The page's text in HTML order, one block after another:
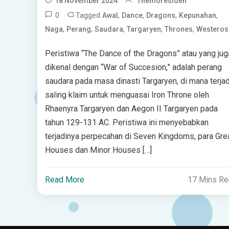
0 Tagged Awal , Dance, Dragons, Kepunahan,
Naga, Perang, Saudara, Targaryen, Thrones, Westeros
Peristiwa “The Dance of the Dragons” atau yang
dikenal dengan “War of Succesion,” adalah perang
saudara pada masa dinasti Targaryen, di mana
saling klaim untuk menguasai Iron Throne oleh
Rhaenyra Targaryen dan Aegon II Targaryen pada
tahun 129-131 AC. Peristiwa ini menyebabkan
terjadinya perpecahan di Seven Kingdoms, para
Houses dan Minor Houses […]
Read More 17 Mins